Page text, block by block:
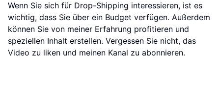
Wenn Sie sich für Drop-Shipping interessieren, ist es
wichtig, dass Sie über ein Budget verfügen. Außerdem
können Sie von meiner Erfahrung profitieren und
speziellen Inhalt erstellen. Vergessen Sie nicht, das
Video zu liken und meinen Kanal zu abonnieren.